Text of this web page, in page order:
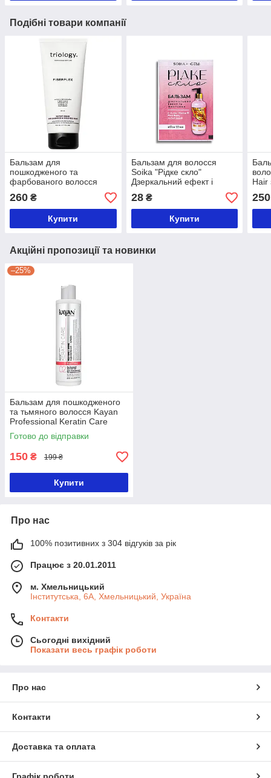
Подібні товари компанії
Бальзам для
пошкодженого та
фарбованого волосся
Triology FIBERPLEX 200
мл
260 ₴
Купити
Бальзам для волосся
Soika "Рідке скло"
Дзеркальний ефект і
живлення пробник 10 мл
28₴
Купити
Hair
250
Акційні пропозиції та новинки
–25%
Бальзам для пошкодженого
та тьмяного волосся Kayan
Professional Keratin Care
Balsam з кератином
Готово до відправки
150 ₴ 199 ₴
Купити
Про нас
100% позитивних з 304 відгуків за рік
Працює з 20.01.2011
м. Хмельницький
Інститутська, 6А, Хмельницький, Україна
Контакти
Сьогодні вихідний
Показати весь графік роботи
Про нас
Контакти
Доставка та оплата